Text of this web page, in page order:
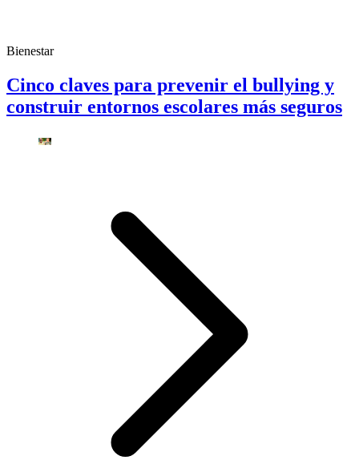
Bienestar
Cinco claves para prevenir el bullying y
construir entornos escolares más seguros